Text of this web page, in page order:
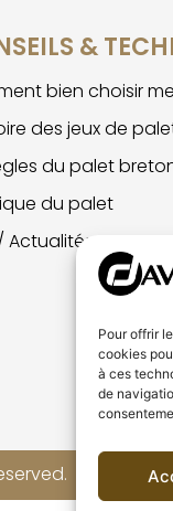
Pour offrir
cookies
à ces
de
&
bien choisir
des jeux de
du palet
du palet
Actualités